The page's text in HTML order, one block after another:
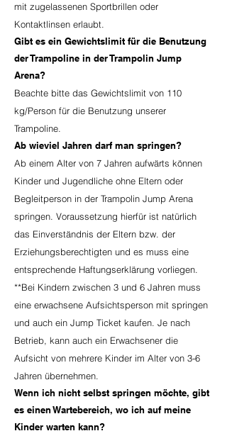
mit zugelassenen Sportbrillen oder
Kontaktlinsen erlaubt.
Gibt es ein Gewichtslimit für die Benutzung
der Trampoline in der Trampolin Jump
Arena?
Beachte bitte das Gewichtslimit von 110
kg/Person für die Benutzung unserer
Trampoline.
Ab wieviel Jahren darf man springen?
Ab einem Alter von 7 Jahren aufwärts können
Kinder und Jugendliche ohne Eltern oder
Begleitperson in der Trampolin Jump Arena
springen. Voraussetzung hierfür ist natürlich
das Einverständnis der Eltern bzw. der
Erziehungsberechtigten und es muss eine
entsprechende Haftungserklärung vorliegen.
**Bei Kindern zwischen 3 und 6 Jahren muss
eine erwachsene Aufsichtsperson mit springen
und auch ein Jump Ticket kaufen. Je nach
Betrieb, kann auch ein Erwachsener die
Aufsicht von mehrere Kinder im Alter von 3-6
Jahren übernehmen.
Wenn ich nicht selbst springen möchte, gibt
es einen Wartebereich, wo ich auf meine
Kinder warten kann?